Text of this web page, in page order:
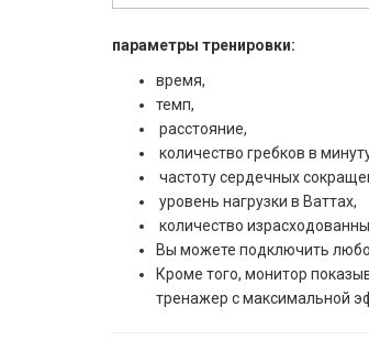
параметры тренировки:
время,
темп,
расстояние,
количество гребков в
частоту сердечных
уровень нагрузки в Ваттах,
количество
Вы можете подключить
Кроме того, монитор
тренажер с максимальной